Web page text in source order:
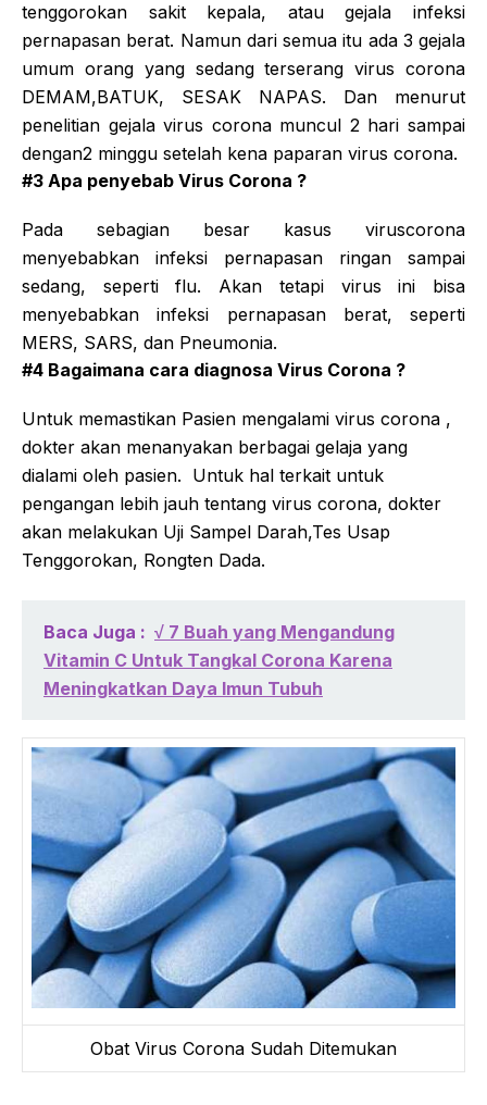
tenggorokan sakit kepala, atau gejala infeksi
pernapasan berat. Namun dari semua itu ada 3 gejala
umum orang yang sedang terserang virus corona
DEMAM,BATUK, SESAK NAPAS. Dan menurut
penelitian gejala virus corona muncul 2 hari sampai
dengan2 minggu setelah kena paparan virus corona.
#3 Apa penyebab Virus Corona ?
Pada sebagian besar kasus viruscorona
menyebabkan infeksi pernapasan ringan sampai
sedang, seperti flu. Akan tetapi virus ini bisa
menyebabkan infeksi pernapasan berat, seperti
MERS, SARS, dan Pneumonia.
#4 Bagaimana cara diagnosa Virus Corona ?
Untuk memastikan Pasien mengalami virus corona ,
dokter akan menanyakan berbagai gelaja yang
dialami oleh pasien. Untuk hal terkait untuk
pengangan lebih jauh tentang virus corona, dokter
akan melakukan Uji Sampel Darah,Tes Usap
Tenggorokan, Rongten Dada.
Baca Juga : √ 7 Buah yang Mengandung
Vitamin C Untuk Tangkal Corona Karena
Meningkatkan Daya Imun Tubuh
Obat Virus Corona Sudah Ditemukan